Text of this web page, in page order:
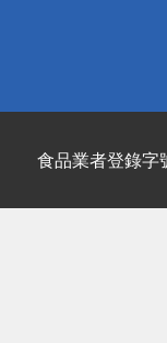
食品業者登錄字